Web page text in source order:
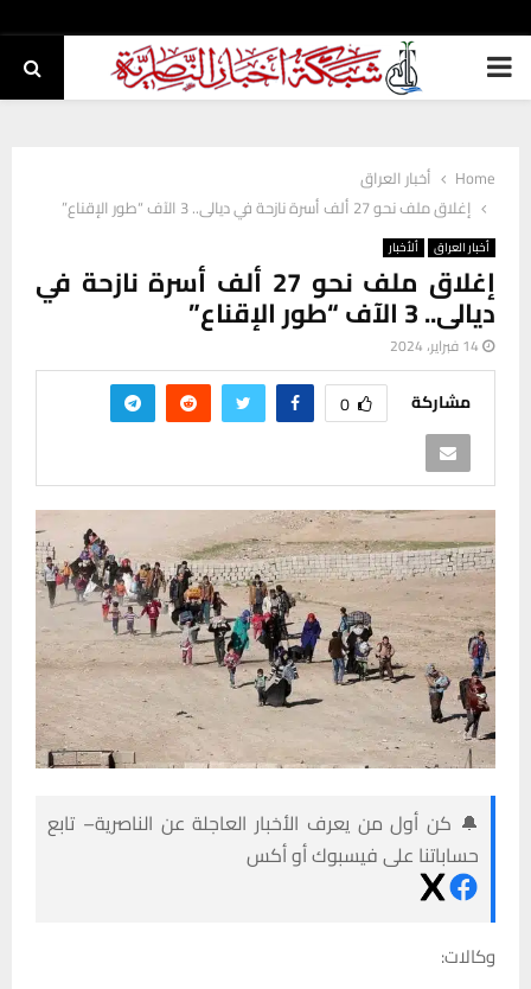
PRIMARY
Home
أخبار العراق
إغلاق ملف نحو 27 ألف أسرة نازحة في ديالى.. 3 الآف “طور الإقناع”
أخبار العراق ألأخبار
إغلاق ملف نحو 27 ألف أسرة نازحة في
ديالى.. 3 الآف “طور الإقناع”
14 فبراير، 2024
مشاركة 0
🔔 كن أول من يعرف الأخبار العاجلة عن الناصرية– تابع
حساباتنا على فيسبوك أو أكس
وكالات: